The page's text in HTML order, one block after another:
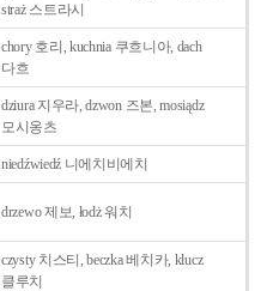
straż 스트라시
chory 호리, kuchnia 쿠흐니아, dach
다흐
dziura 지우라, dzwon 즈본, mosiądz
모시옹츠
niedźwiedź 니에치비에치
drzewo 제보, łodż 워치
czysty 치스티, beczka 베치카, klucz
클루치